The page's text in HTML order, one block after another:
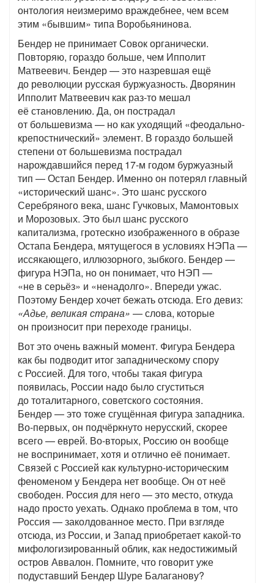
онтология неизмеримо враждебнее, чем всем
этим «бывшим» типа Воробьянинова.
Бендер не принимает Совок органически.
Повторяю, гораздо больше, чем Ипполит
Матвеевич. Бендер — это назревшая ещё
до революции русская буржуазность. Дворянин
Ипполит Матвеевич как раз-то мешал
её становлению. Да, он пострадал
от большевизма — но как уходящий «феодально-
крепостнический» элемент. В гораздо большей
степени от большевизма пострадал
нарождавшийся перед 17-м годом буржуазный
тип — Остап Бендер. Именно он потерял главный
«исторический шанс». Это шанс русского
Серебряного века, шанс Гучковых, Мамонтовых
и Морозовых. Это был шанс русского
капитализма, гротескно изображенного в образе
Остапа Бендера, мятущегося в условиях НЭПа —
иссякающего, иллюзорного, зыбкого. Бендер —
фигура НЭПа, но он понимает, что НЭП —
«не в серьёз» и «ненадолго». Впереди ужас.
Поэтому Бендер хочет бежать отсюда. Его девиз:
«Адье, великая страна» — слова, которые
он произносит при переходе границы.
Вот это очень важный момент. Фигура Бендера
как бы подводит итог западническому спору
с Россией. Для того, чтобы такая фигура
появилась, России надо было сгуститься
до тоталитарного, советского состояния.
Бендер — это тоже сгущённая фигура западника.
Во-первых, он подчёркнуто нерусский, скорее
всего — еврей. Во-вторых, Россию он вообще
не воспринимает, хотя и отлично её понимает.
Связей с Россией как культурно-историческим
феноменом у Бендера нет вообще. Он от неё
свободен. Россия для него — это место, откуда
надо просто уехать. Однако проблема в том, что
Россия — заколдованное место. При взгляде
отсюда, из России, и Запад приобретает какой-то
мифологизированный облик, как недостижимый
остров Аввалон. Помните, что говорит уже
подуставший Бендер Шуре Балаганову?